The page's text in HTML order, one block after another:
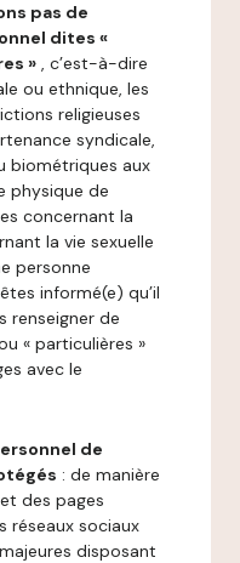
pas de
dites «
» , c’est-à-dire
ou ethnique, les
religieuses
syndicale,
biométriques aux
physique de
concernant la
la vie sexuelle
personne
informé(e) qu’il
renseigner de
« particulières »
avec le
de
: de manière
des pages
réseaux sociaux
disposant